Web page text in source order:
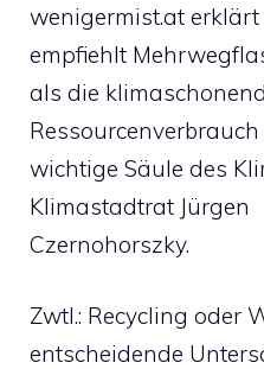
wenigermist.at
empfiehlt
als die
wichtige Säule des
Klimastadtrat Jürgen
Czernohorszky.
Zwtl.: Recycling oder
entscheidende